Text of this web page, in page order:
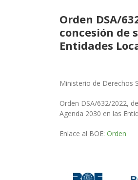
Orden DSA/
concesión de
Entidades
Ministerio de Derechos
Orden DSA/632/2022,
Agenda 2030 en las
Enlace al BOE: Orden